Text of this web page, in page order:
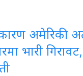
अमेरिकी
भारी